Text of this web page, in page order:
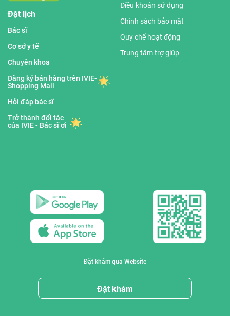
Đặt lịch
Bác sĩ
Cơ sở y tế
Chuyên khoa
Đăng ký bán hàng trên IVIE-
Shopping Mall
Hỏi đáp bác sĩ
Trở thành đối tác
của IVIE - Bác sĩ ơi
Điều khoản sử dụng
Chính sách bảo mật
Quy chế hoạt động
Trung tâm trợ giúp
Đặt khám qua Website
Đặt khám